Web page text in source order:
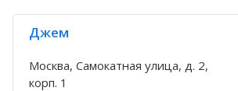
Джем
Москва, Самокатная улица, д. 2,
корп. 1